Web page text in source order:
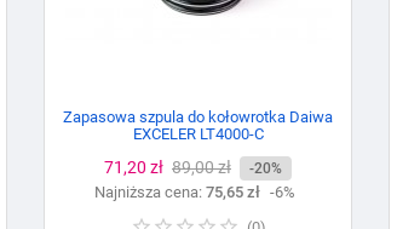
Zapasowa szpula do kołowrotka Daiwa
EXCELER LT4000-C
Cena
71,20 zł Cena
podstawowa
89,00 zł -20%
Najniższa cena: 75,65 zł -6%